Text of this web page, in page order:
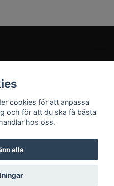
& Art
cookies för att anpassa
och för att du ska få bästa
hos oss.
alla